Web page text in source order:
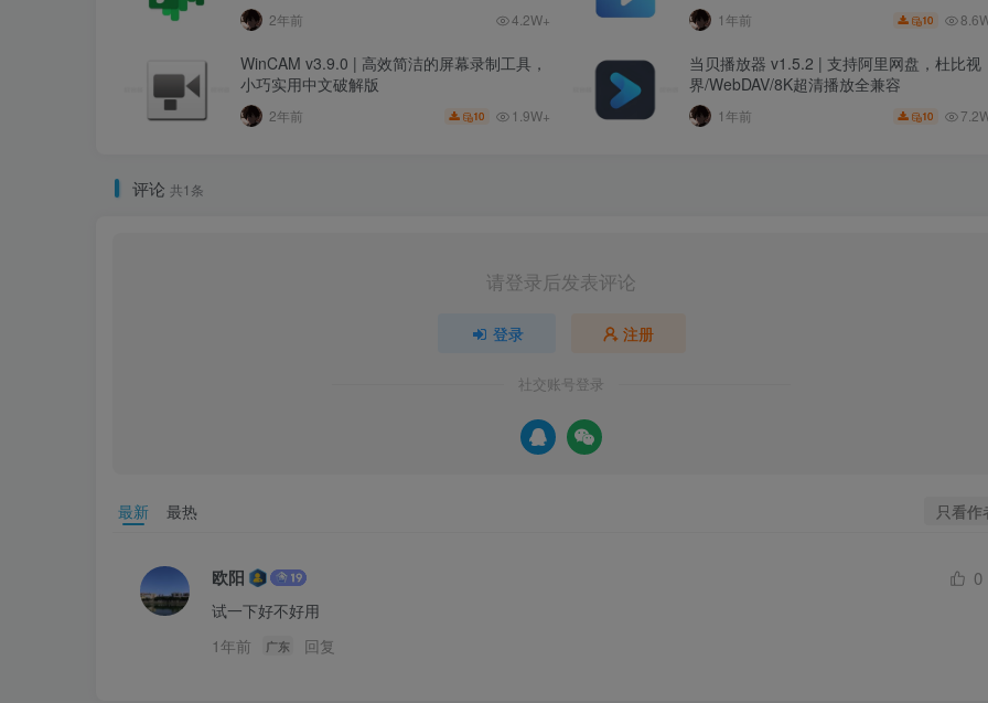
2年前 4.2W+ 1年前 10
WinCAM v3.9.0 | 高效简洁的屏幕录制工具，
小巧实用中文破解版
2年前 10 1.9W+
当贝播放器 v1.5.2 | 支持阿里网盘，杜比视
界/WebDAV/8K超清播放全兼容
1年前 10
评论 共1条
请登录后发表评论
登录 注册
社交账号登录
最新 最热 只看作
欧阳 0
试一下好不好用
1年前
广东 回复